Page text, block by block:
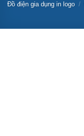
Đồ điện gia dụng in logo /